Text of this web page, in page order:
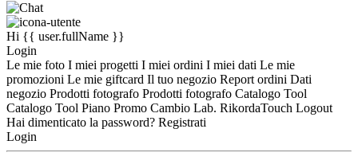
Hi {{ user.fullName }}
Login
Le mie foto I miei progetti I miei ordini I miei dati Le mie
promozioni Le mie giftcard Il tuo negozio Report ordini Dati
negozio Prodotti fotografo Prodotti fotografo Catalogo Tool
Catalogo Tool Piano Promo Cambio Lab. RikordaTouch Logout
Hai dimenticato la password? Registrati
Login